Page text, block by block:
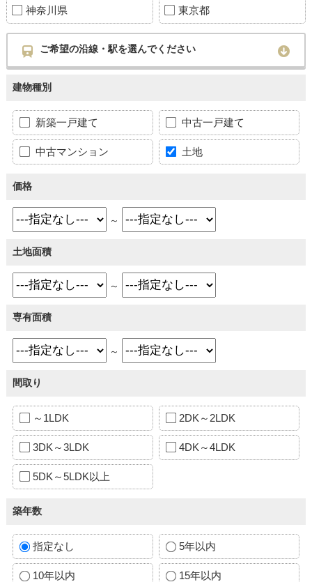
神奈川県 東京都
ご希望の沿線・駅を選んでください
建物種別
新築一戸建て 中古一戸建て
中古マンション 土地
価格
～
土地面積
～
専有面積
～
間取り
～1LDK 2DK～2LDK
3DK～3LDK 4DK～4LDK
5DK～5LDK以上
築年数
指定なし 5年以内
10年以内 15年以内